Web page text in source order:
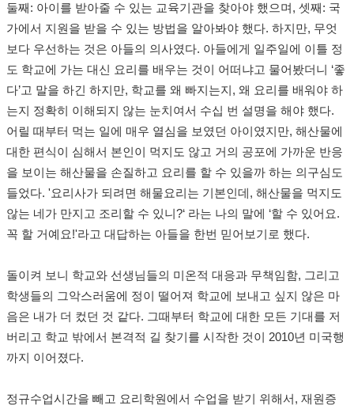
둘째: 아이를 받아줄 수 있는 교육기관을 찾아야 했으며, 셋째: 국
가에서 지원을 받을 수 있는 방법을 알아봐야 했다. 하지만, 무엇
보다 우선하는 것은 아들의 의사였다. 아들에게 일주일에 이틀 정
도 학교에 가는 대신 요리를 배우는 것이 어떠냐고 물어봤더니 ‘좋
다’고 말을 하긴 하지만, 학교를 왜 빠지는지, 왜 요리를 배워야 하
는지 정확히 이해되지 않는 눈치여서 수십 번 설명을 해야 했다.
어릴 때부터 먹는 일에 매우 열심을 보였던 아이였지만, 해산물에
대한 편식이 심해서 본인이 먹지도 않고 거의 공포에 가까운 반응
을 보이는 해산물을 손질하고 요리를 할 수 있을까 하는 의구심도
들었다. '요리사가 되려면 해물요리는 기본인데, 해산물을 먹지도
않는 네가 만지고 조리할 수 있니?‘ 라는 나의 말에 ‘할 수 있어요.
꼭 할 거예요!'라고 대답하는 아들을 한번 믿어보기로 했다.
돌이켜 보니 학교와 선생님들의 미온적 대응과 무책임함, 그리고
학생들의 그악스러움에 정이 떨어져 학교에 보내고 싶지 않은 마
음은 내가 더 컸던 것 같다. 그때부터 학교에 대한 모든 기대를 저
버리고 학교 밖에서 본격적 길 찾기를 시작한 것이 2010년 미국행
까지 이어졌다.
정규수업시간을 빼고 요리학원에서 수업을 받기 위해서, 재원증